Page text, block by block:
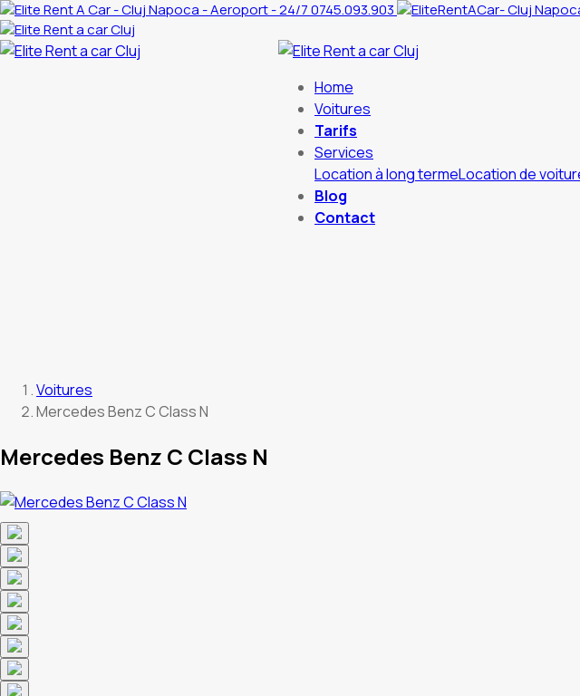
0745.093.903
Home
Voitures
Tarifs
Services
Location à long termeLocation de
Blog
Contact
Voitures
Mercedes Benz C Class N
Mercedes Benz C Class N